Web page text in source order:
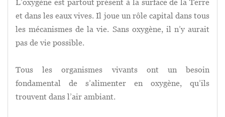
L’oxygène est partout présent à la surface de la Terre
et dans les eaux vives. Il joue un rôle capital dans tous
les mécanismes de la vie. Sans oxygène, il n’y aurait
pas de vie possible.
Tous les organismes vivants ont un besoin
fondamental de s’alimenter en oxygène, qu’ils
trouvent dans l’air ambiant.